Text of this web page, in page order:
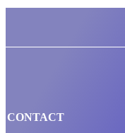
CONTACT